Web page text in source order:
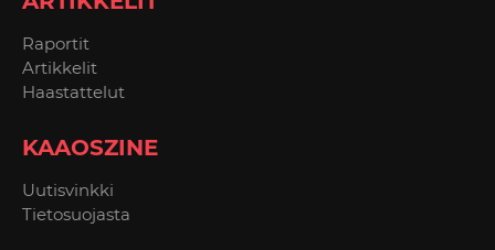
Raportit
Artikkelit
Haastattelut
KAAOSZINE
Uutisvinkki
Tietosuojasta